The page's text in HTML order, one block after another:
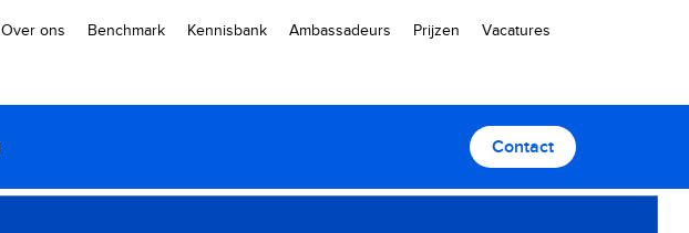
Over ons Benchmark Kennisbank Ambassadeurs Prijzen Vacatures
Contact